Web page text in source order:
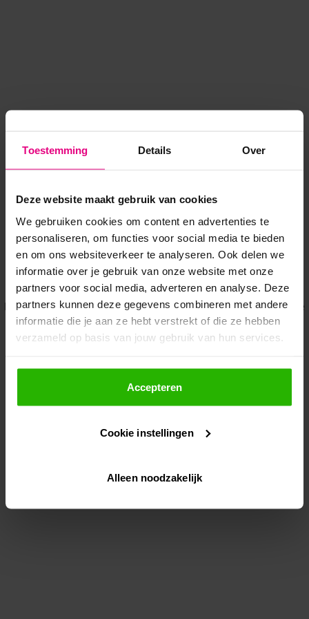
Toestemming Details Over
Deze website maakt gebruik van cookies
We gebruiken cookies om content en advertenties te
personaliseren, om functies voor social media te bieden
en om ons websiteverkeer te analyseren. Ook delen we
informatie over je gebruik van onze website met onze
partners voor social media, adverteren en analyse. Deze
partners kunnen deze gegevens combineren met andere
informatie die je aan ze hebt verstrekt of die ze hebben
verzameld op basis van jouw gebruik van hun services.
Als je op "Accepteer" klikt, dan geef je Voordeeluitjes.nl
toestemming om cookies voor social media en
gepersonaliseerde advertenties te plaatsen.
Lees hier meer over in onsprivacybeleid
Via "Cookie instellingen" kun je ook zelf instellen welke
Accepteren
Cookie instellingen
Alleen noodzakelijk
Application error: a client-side exception has occurred while
loadingwww.voordeeluitjes.nl (see the browser console for more
information).